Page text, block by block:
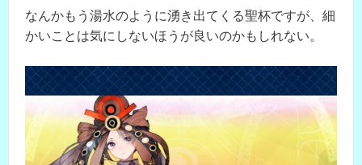
なんかもう湯水のように湧き出てくる聖杯ですが、細
かいことは気にしないほうが良いのかもしれない。